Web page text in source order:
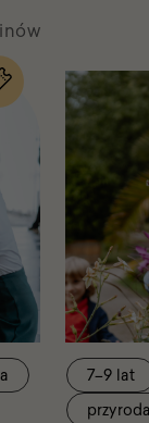
7–9 lat